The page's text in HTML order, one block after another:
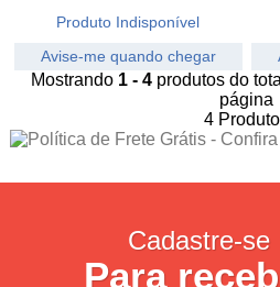
Produto Indisponível
Avise-me quando chegar
Mostrando 1 - 4 produtos do
página
4
Cadastre-se
Para